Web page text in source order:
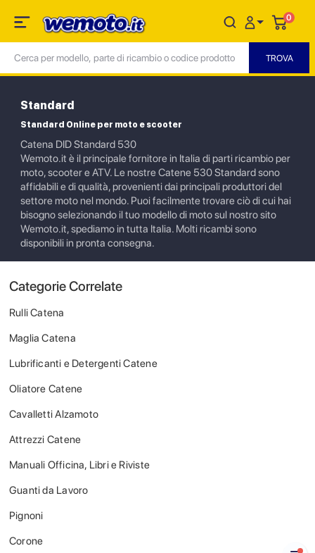
0
Standard
Standard Online per moto e scooter
Catena DID Standard 530
Wemoto.it è il principale fornitore in Italia di parti ricambio per
moto, scooter e ATV. Le nostre Catene 530 Standard sono
affidabili e di qualità, provenienti dai principali produttori del
settore moto nel mondo. Puoi facilmente trovare ciò di cui hai
bisogno selezionando il tuo modello di moto sul nostro sito
Wemoto.it, spediamo in tutta Italia. Molti ricambi sono
disponibili in pronta consegna.
Categorie Correlate
Rulli Catena
Maglia Catena
Lubrificanti e Detergenti Catene
Oliatore Catene
Cavalletti Alzamoto
Attrezzi Catene
Manuali Officina, Libri e Riviste
Guanti da Lavoro
Pignoni
Corone